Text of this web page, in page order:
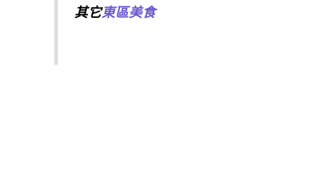
其它東區美食